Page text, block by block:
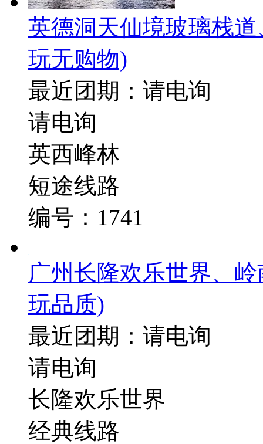
英德洞天仙境玻璃栈
玩无购物)
最近团期：请电询
请电询
英西峰林
短途线路
编号：1741
广州长隆欢乐世界、
玩品质)
最近团期：请电询
请电询
长隆欢乐世界
经典线路